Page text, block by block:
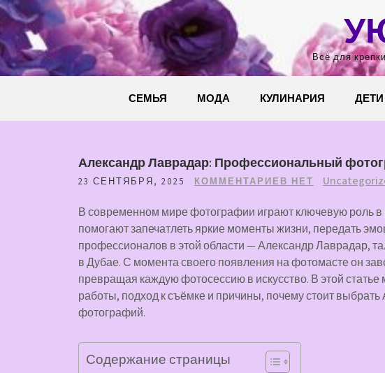
Перейти
содержимому
Всё для
СЕМЬЯ МОДА КУЛИНАРИЯ ДЕТИ
Александр Лаврадар: Профессиональный
23 СЕНТЯБРЯ, 2025 КОММЕНТАРИЕВ НЕТ
В современном мире фотографии играют ключевую роль
помогают запечатлеть яркие моменты жизни, передать
профессионалов в этой области — Александр Лаврадар,
в Дубае. С момента своего появления на фотомасте он
превращая каждую фотосессию в искусство. В этой
работы, подход к съёмке и причины, почему стоит
фотографий.
Содержание страницы